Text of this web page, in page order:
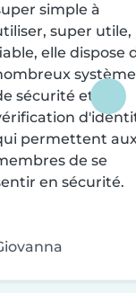
simple à
super utile,
elle dispose
sécurité et de
permettent
de se
en sécurité.